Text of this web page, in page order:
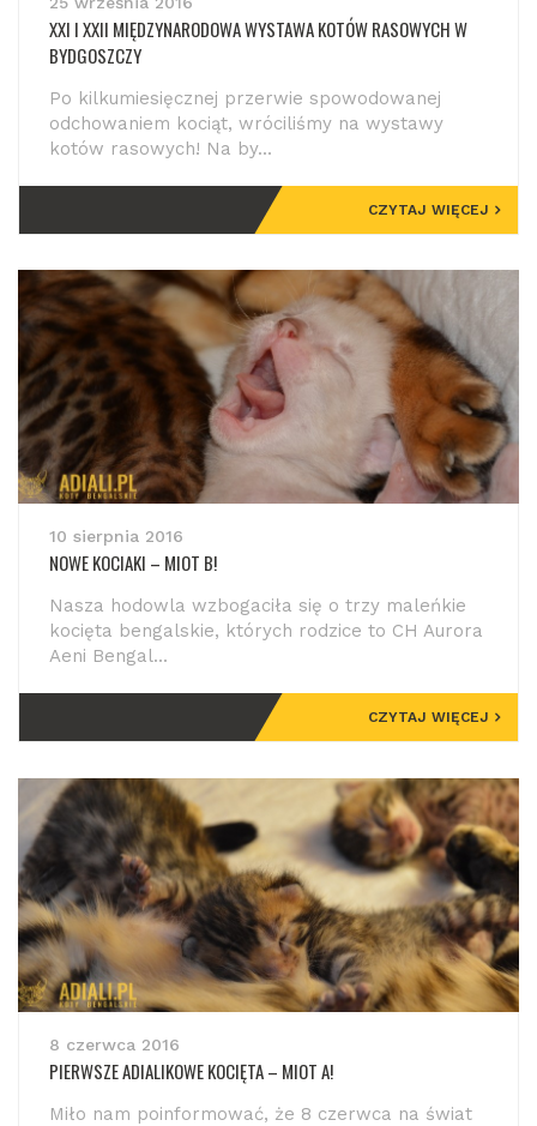
XXI I XXII MIĘDZYNARODOWA WYSTAWA KOTÓW RASOWYCH W
BYDGOSZCZY
Po kilkumiesięcznej przerwie spowodowanej
odchowaniem kociąt, wróciliśmy na wystawy
kotów rasowych! Na by...
CZYTAJ WIĘCEJ
10 sierpnia 2016
NOWE KOCIAKI – MIOT B!
Nasza hodowla wzbogaciła się o trzy maleńkie
kocięta bengalskie, których rodzice to CH Aurora
Aeni Bengal...
CZYTAJ WIĘCEJ
8 czerwca 2016
PIERWSZE ADIALIKOWE KOCIĘTA – MIOT A!
Miło nam poinformować, że 8 czerwca na świat